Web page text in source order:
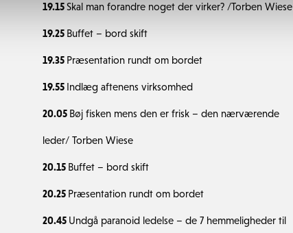
19.15Skal man forandre noget der virker? /Torben Wiese
19.25 Buffet – bord skift
19.35 Præsentation rundt om bordet
19.55 Indlæg aftenens virksomhed
20.05 Bøj fisken mens den er frisk – den nærværende
leder/ Torben Wiese
20.15 Buffet – bord skift
20.25 Præsentation rundt om bordet
20.45 Undgå paranoid ledelse – de 7 hemmeligheder til